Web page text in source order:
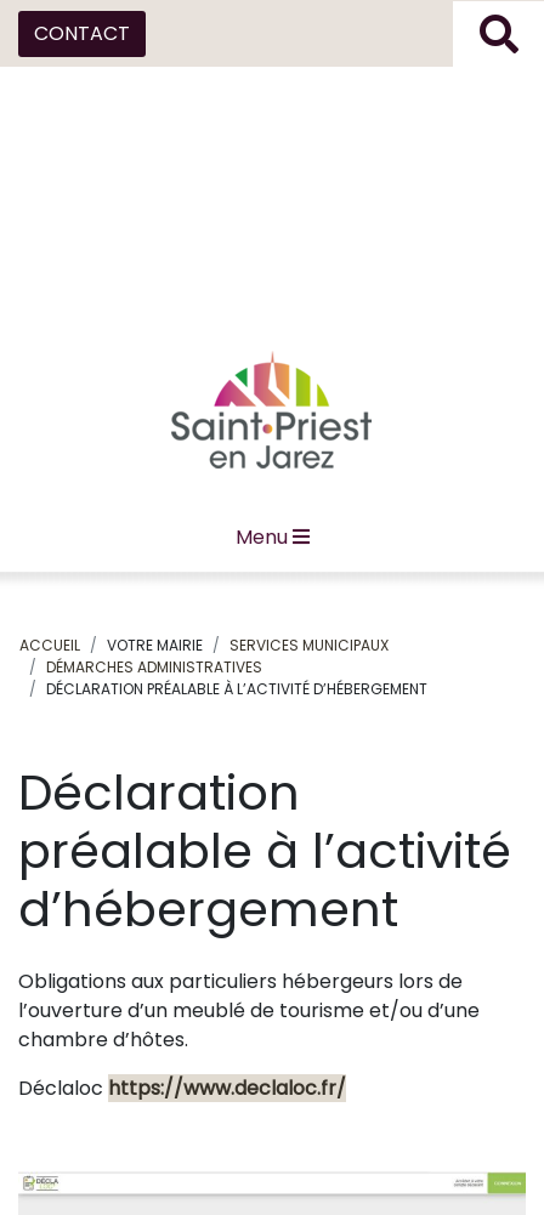
CONTACT
Menu
ACCUEIL VOTRE MAIRIE
SERVICES MUNICIPAUX
DÉMARCHES ADMINISTRATIVES
DÉCLARATION PRÉALABLE À L’ACTIVITÉ D’HÉBERGEMENT
Déclaration
préalable à l’activité
d’hébergement
Obligations aux particuliers hébergeurs lors de
l’ouverture d’un meublé de tourisme et/ou d’une
chambre d’hôtes.
Déclaloc https://www.declaloc.fr/